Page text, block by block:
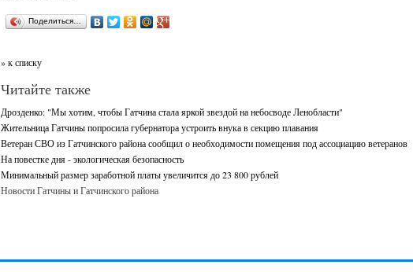
Поделиться…
» к списку
Читайте также
Дрозденко: "Мы хотим, чтобы Гатчина стала яркой звездой на небосводе Ленобласти"
Жительница Гатчины попросила губернатора устроить внука в секцию плавания
Ветеран СВО из Гатчинского района сообщил о необходимости помещения под ассоциацию ветеранов
На повестке дня - экологическая безопасность
Минимальный размер заработной платы увеличится до 23 800 рублей
Новости Гатчины и Гатчинского района